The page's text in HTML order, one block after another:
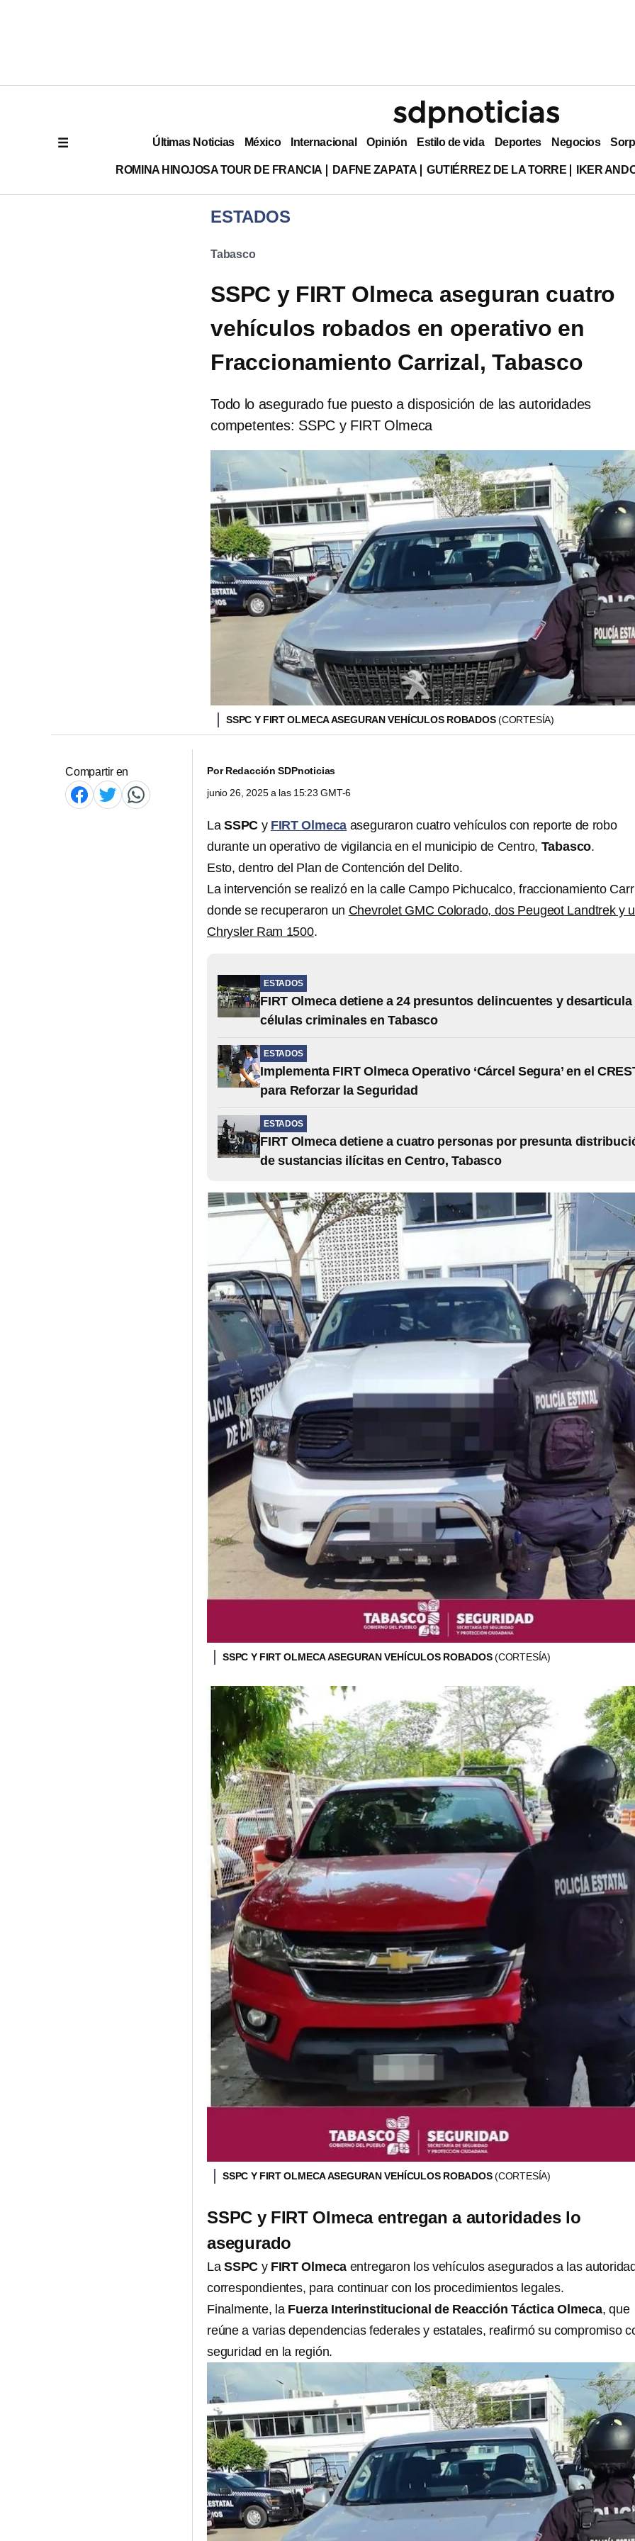
Últimas Noticias México Internacional Opinión Estilo de vida Deportes Negocios
ROMINA HINOJOSA TOUR DE FRANCIA DAFNE ZAPATA GUTIÉRREZ DE LA TORRE IKER
ESTADOS
Tabasco
SSPC y FIRT Olmeca aseguran cuatro
vehículos robados en operativo en
Fraccionamiento Carrizal, Tabasco
Todo lo asegurado fue puesto a disposición de las autoridades
competentes: SSPC y FIRT Olmeca
SSPC Y FIRT OLMECA ASEGURAN VEHÍCULOS ROBADOS(CORTESÍA)
Compartir en PorRedacción SDPnoticias
junio 26, 2025 a las 15:23 GMT-6
La SSPC y FIRT Olmeca aseguraron cuatro vehículos con reporte de robo
durante un operativo de vigilancia en el municipio de Centro, Tabasco.
Esto, dentro del Plan de Contención del Delito.
La intervención se realizó en la calle Campo Pichucalco, fraccionamiento
donde se recuperaron un Chevrolet GMC Colorado, dos Peugeot Landtrek y
Chrysler Ram 1500.
ESTADOS
FIRT Olmeca detiene a 24 presuntos delincuentes y desarticula
células criminales en Tabasco
ESTADOS
Implementa FIRT Olmeca Operativo ‘Cárcel Segura’ en el
para Reforzar la Seguridad
ESTADOS
FIRT Olmeca detiene a cuatro personas por presunta
de sustancias ilícitas en Centro, Tabasco
SSPC Y FIRT OLMECA ASEGURAN VEHÍCULOS ROBADOS(CORTESÍA)
SSPC Y FIRT OLMECA ASEGURAN VEHÍCULOS ROBADOS(CORTESÍA)
SSPC y FIRT Olmeca entregan a autoridades lo
asegurado
La SSPC y FIRT Olmeca entregaron los vehículos asegurados a las
correspondientes, para continuar con los procedimientos legales.
Finalmente, la Fuerza Interinstitucional de Reacción Táctica Olmeca, que
reúne a varias dependencias federales y estatales, reafirmó su compromiso
seguridad en la región.